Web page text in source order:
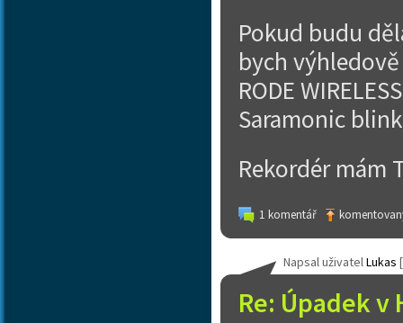
Pokud budu
bych
RODE
Saramonic
Rekordér mám
1 komentář
Re: Úpadek
Napsal uživatelLukas [